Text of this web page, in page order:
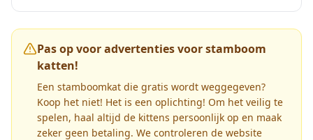
Pas op voor advertenties voor stamboom
katten!
Een stamboomkat die gratis wordt weggegeven?
Koop het niet! Het is een oplichting! Om het veilig te
spelen, haal altijd de kittens persoonlijk op en maak
zeker geen betaling. We controleren de website